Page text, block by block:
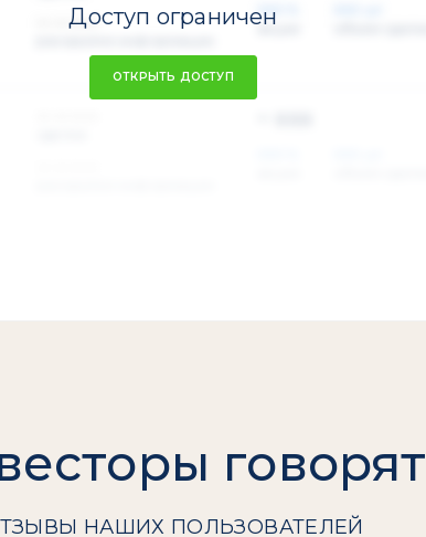
xx.xx.xxxx
XXX %
акции
Доступ ограничен
ОТКРЫТЬ ДОСТУП
говорят
НАШИХ ПОЛЬЗОВАТЕЛЕЙ